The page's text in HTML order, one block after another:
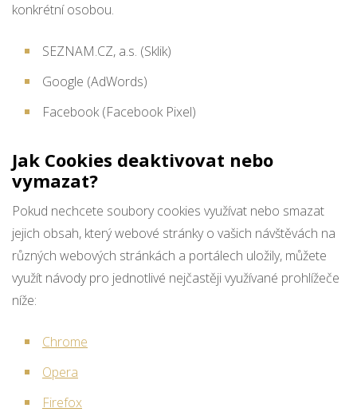
konkrétní osobou.
SEZNAM.CZ, a.s. (Sklik)
Google (AdWords)
Facebook (Facebook Pixel)
Jak Cookies deaktivovat nebo
vymazat?
Pokud nechcete soubory cookies využívat nebo smazat
jejich obsah, který webové stránky o vašich návštěvách na
různých webových stránkách a portálech uložily, můžete
využít návody pro jednotlivé nejčastěji využívané prohlížeče
níže:
Chrome
Opera
Firefox